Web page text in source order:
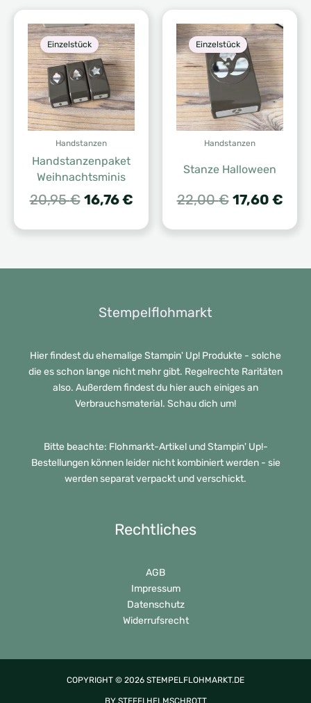
20,95 €16,76 €.
22,00 €
Einzelstück
Handstanzen
Handstanzenpaket
Weihnachtsminis
20,95€ Ursprünglicher
war:
16,76€Aktueller
ist:
Einzelstück
Handstanzen
Stanze Halloween
22,00€
war:
17,60 €
ist:
Stempelflohmarkt
Hier findest du ehemalige Stampin' Up! Produkte - solche
die es schon lange nicht mehr gibt. Regelrechte Raritäten
also. Außerdem findest du hier auch einiges an
Verbrauchsmaterial. Schau dich um!
Bitte beachte: Flohmarkt-Artikel und Stampin' Up!-
Bestellungen können leider nicht kombiniert werden - sie
werden separat verpackt und verschickt.
Rechtliches
AGB
Impressum
Datenschutz
Widerrufsrecht
COPYRIGHT © 2026 STEMPELFLOHMARKT.DE
BY STEFFI HELMSCHROTT